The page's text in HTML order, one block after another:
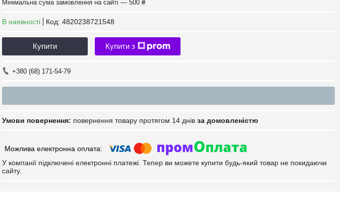
Мінімальна сума замовлення на сайті — 500 ₴
В наявності Код: 4820238721548
Купити Купити з
+380 (68) 171-54-79
повернення товару протягом 14 днів за домовленістю
У компанії підключені електронні платежі. Тепер ви можете купити будь-який товар не покидаючи
сайту.